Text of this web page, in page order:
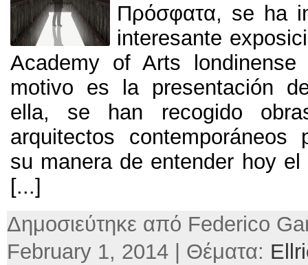
Πρόσφατα, se ha
interesante
Academy of Arts londinense
motivo es la presentación
ella, se han recogido
arquitectos contemporáneos
su manera de entender hoy
[...]
Δημοσιεύτηκε από Federico
February 1, 2014 | Θέματα: